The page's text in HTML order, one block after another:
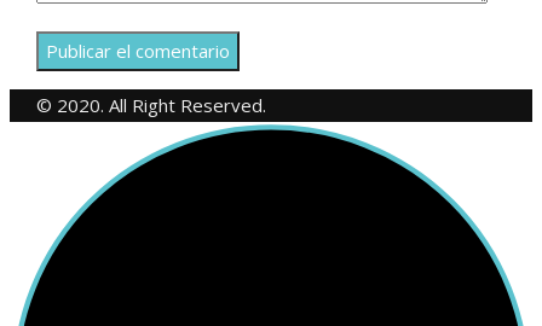
© 2020. All Right Reserved.